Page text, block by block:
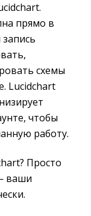
прямо в
схемы
Lucidchart
чтобы
работу.
Просто
ваши